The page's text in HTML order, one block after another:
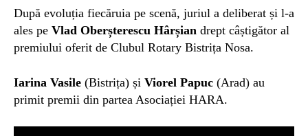
După evoluția fiecăruia pe scenă, juriul a deliberat și l-a
ales pe Vlad Oberșterescu Hârșian drept câștigător al
premiului oferit de Clubul Rotary Bistrița Nosa.
Iarina Vasile (Bistrița) și Viorel Papuc (Arad) au
primit premii din partea Asociației HARA.